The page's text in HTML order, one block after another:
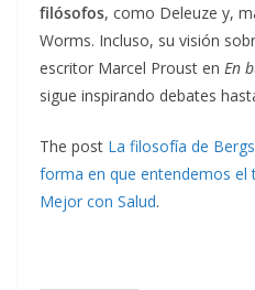
filósofos, como Deleuze y,
Worms. Incluso, su visión
escritor Marcel Proust en En
sigue inspirando debates
The post La filosofía de
forma en que entendemos el
Mejor con Salud.